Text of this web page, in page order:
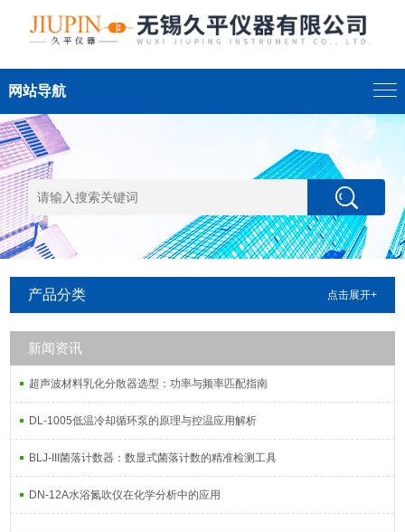
网站导航
产品分类 点击展开+
新闻资讯
超声波材料乳化分散器选型：功率与频率匹配指南
DL-1005低温冷却循环泵的原理与控温应用解析
BLJ-III菌落计数器：数显式菌落计数的精准检测工具
DN-12A水浴氮吹仪在化学分析中的应用